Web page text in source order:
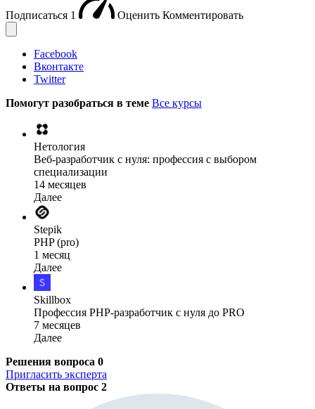
Подписаться 1 Оценить Комментировать
Facebook
Вконтакте
Twitter
Помогут разобраться в теме Все курсы
Нетология
Веб-разработчик с нуля: профессия с выбором
специализации
14 месяцев
Далее
Stepik
PHP (pro)
1 месяц
Далее
Skillbox
Профессия PHP-разработчик с нуля до PRO
7 месяцев
Далее
Решения вопроса 0
Пригласить эксперта
Ответы на вопрос 2